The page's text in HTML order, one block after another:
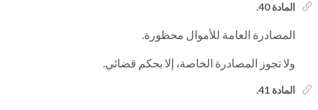
المادة 40.
المصادرة العامة للأموال محظورة.
ولا تجوز المصادرة الخاصة، إلا بحكم قضائي.
المادة 41.